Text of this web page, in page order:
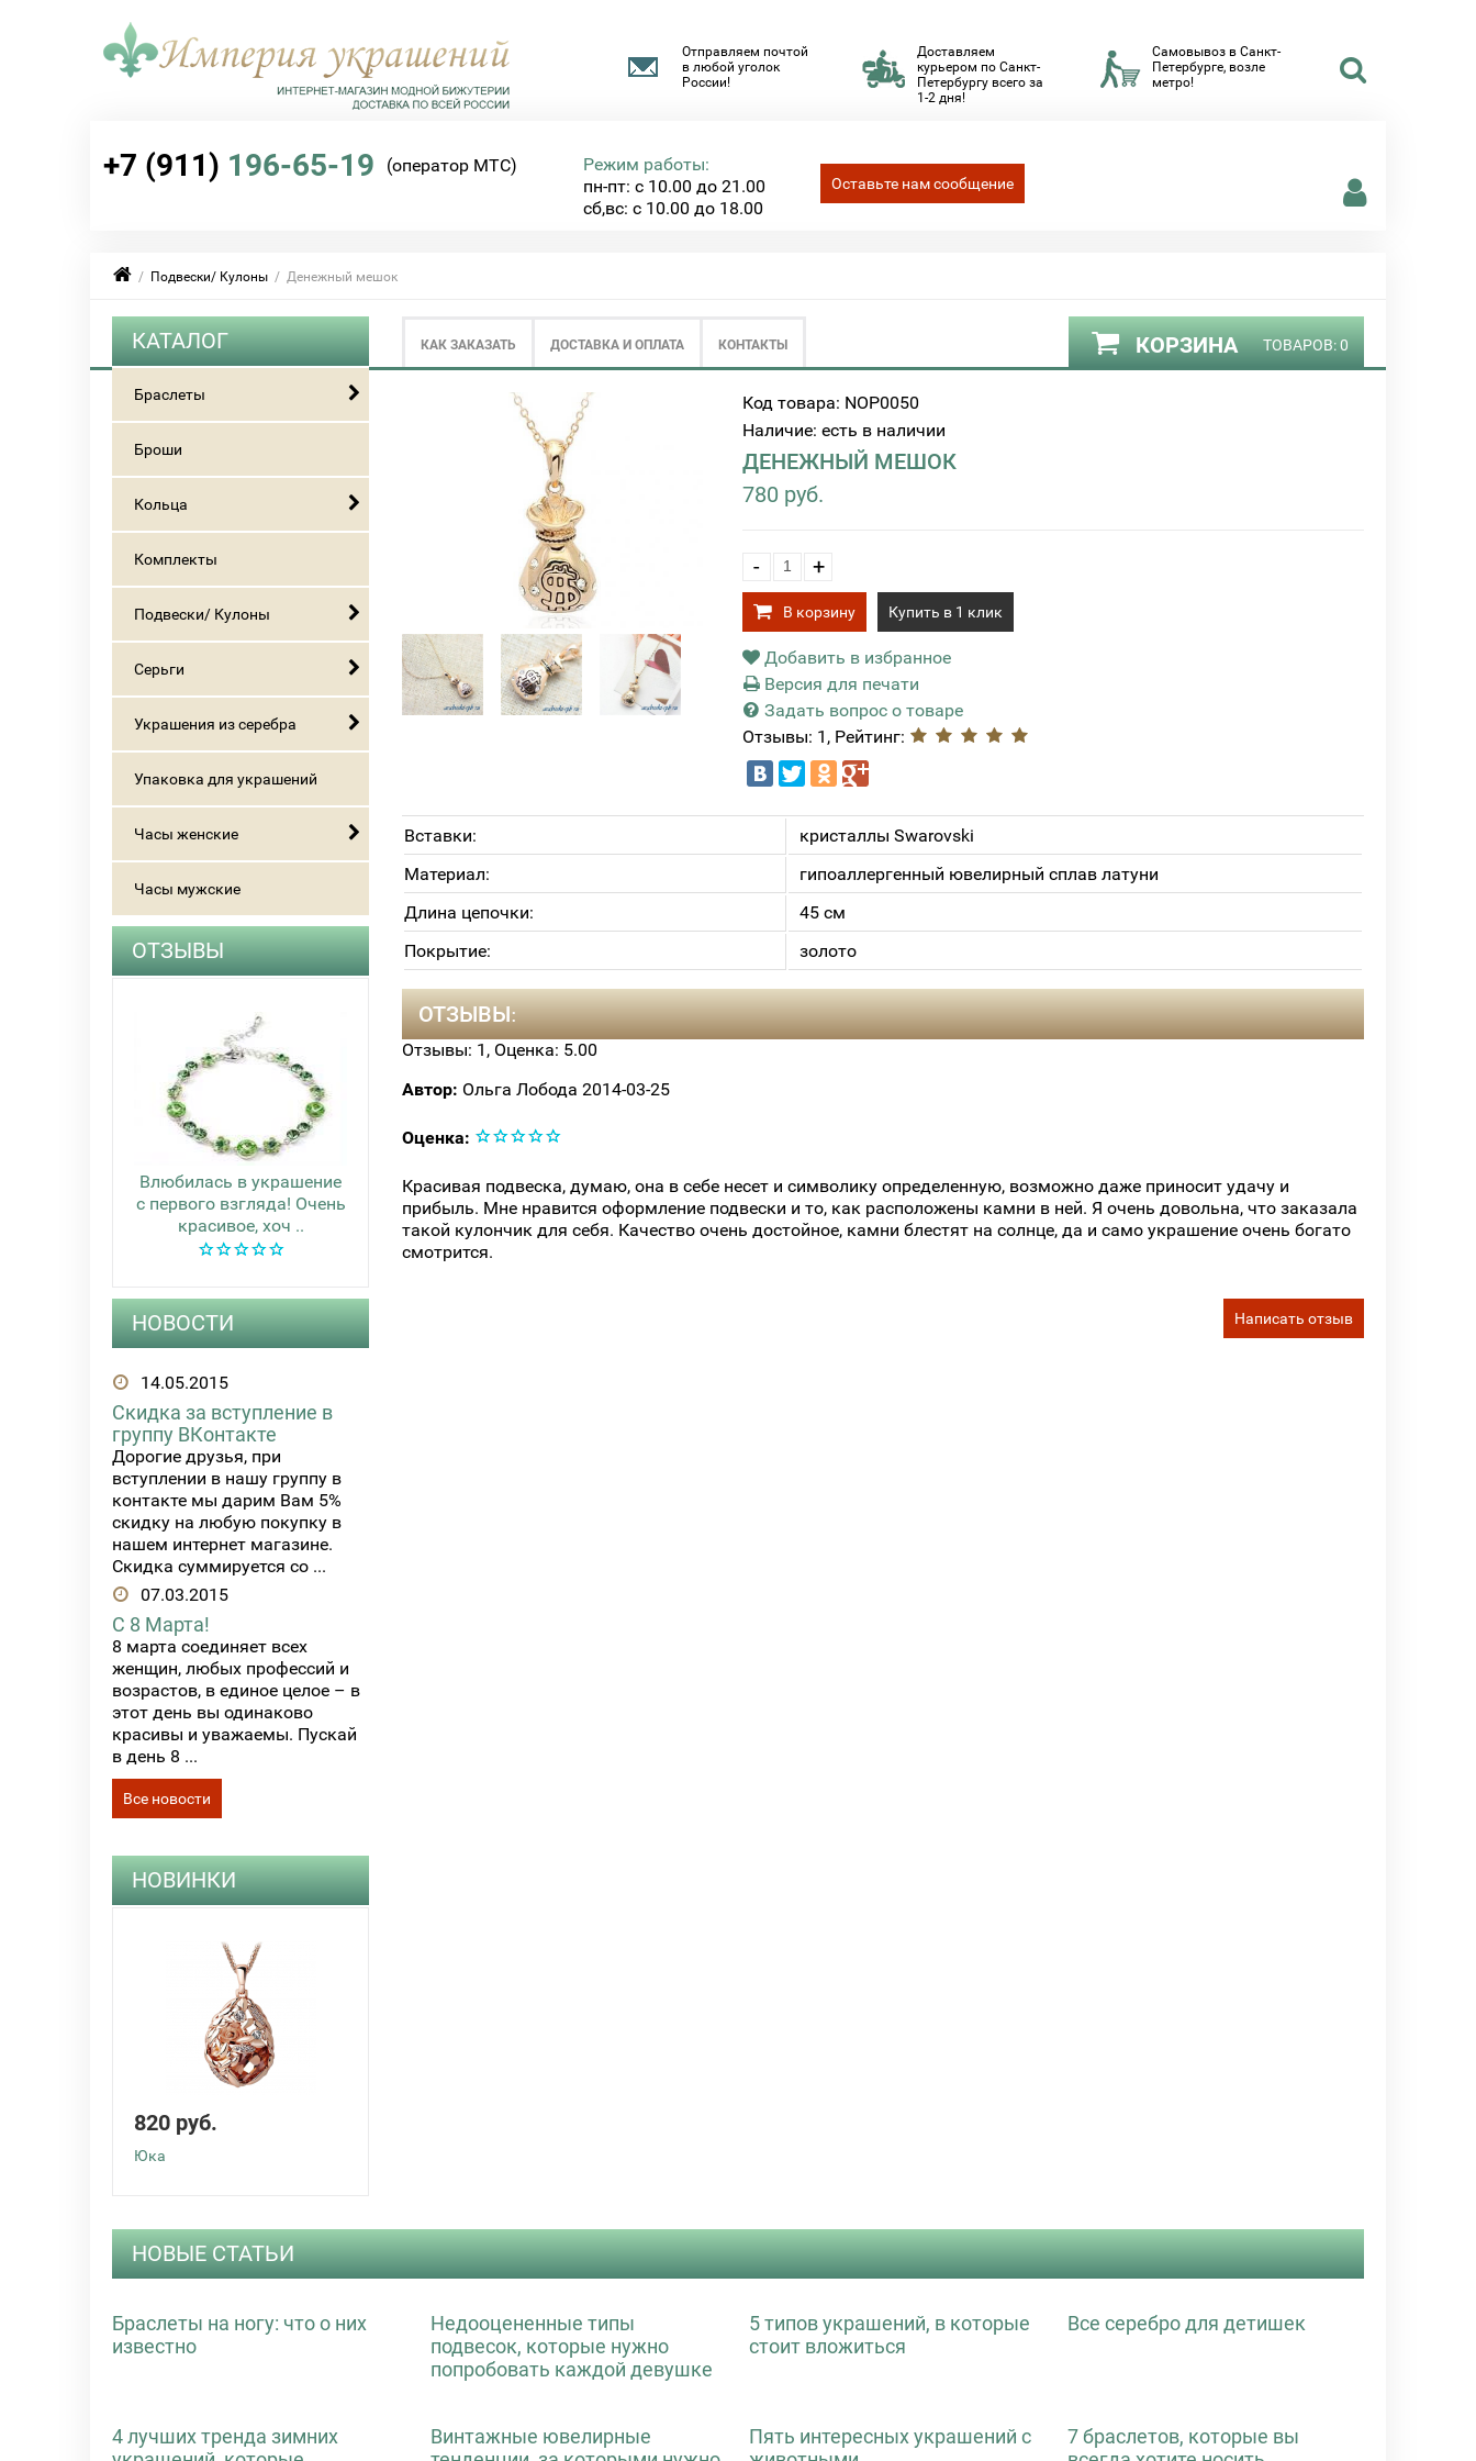
Самовывоз в Санкт-
Петербурге, возле
метро!
Доставляем
курьером по Санкт-
Петербургу всего за
1-2 дня!
Отправляем почтой
в любой уголок
России!
+7 (911) 196-65-19 (оператор МТС)
Режим работы:
пн-пт: с 10.00 до 21.00
сб,вс: с 10.00 до 18.00
Оставьте нам сообщение
/ Подвески/ Кулоны / Денежный мешок
КОРЗИНА ТОВАРОВ:0
КАК ЗАКАЗАТЬ ДОСТАВКА И ОПЛАТА КОНТАКТЫ
КАТАЛОГ
Браслеты
Броши
Кольца
Комплекты
Подвески/ Кулоны
Серьги
Украшения из серебра
Упаковка для украшений
Часы женские
Часы мужские
ОТЗЫВЫ
Влюбилась в украшение
с первого взгляда! Очень
красивое, хоч ..
НОВОСТИ
14.05.2015
Скидка за вступление в
группу ВКонтакте
Дорогие друзья, при
вступлении в нашу группу в
контакте мы дарим Вам 5%
скидку на любую покупку в
нашем интернет магазине.
Скидка суммируется со ...
07.03.2015
С 8 Марта!
8 марта соединяет всех
женщин, любых профессий и
возрастов, в единое целое – в
этот день вы одинаково
красивы и уважаемы. Пускай
в день 8 ...
Все новости
НОВИНКИ
820 руб.
Юка
Код товара: NOP0050
Наличие: есть в наличии
ДЕНЕЖНЫЙ МЕШОК
780 руб.
- +
В корзину Купить в 1 клик
Добавить в избранное
Версия для печати
Задать вопрос о товаре
Отзывы: 1, Рейтинг:
Вставки:
кристаллы Swarovski
Материал:
гипоаллергенный ювелирный сплав латуни
Длина цепочки:
45 см
Покрытие:
золото
ОТЗЫВЫ:
Отзывы: 1 , Оценка: 5.00
Автор: Ольга Лобода 2014-03-25
Оценка:
Красивая подвеска, думаю, она в себе несет и символику определенную, возможно даже приносит удачу и
прибыль. Мне нравится оформление подвески и то, как расположены камни в ней. Я очень довольна, что заказала
такой кулончик для себя. Качество очень достойное, камни блестят на солнце, да и само украшение очень богато
смотрится.
Написать отзыв
НОВЫЕ СТАТЬИ
Браслеты на ногу: что о них
известно
Недооцененные типы
подвесок, которые нужно
попробовать каждой девушке
5 типов украшений, в которые
стоит вложиться
Все серебро для детишек
4 лучших тренда зимних
Винтажные ювелирные
Пять интересных украшений с
7 браслетов, которые вы